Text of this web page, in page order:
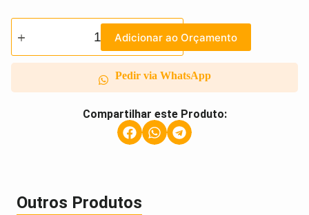
Adicionar ao Orçamento
Pedir via WhatsApp
Compartilhar este Produto:
Outros Produtos